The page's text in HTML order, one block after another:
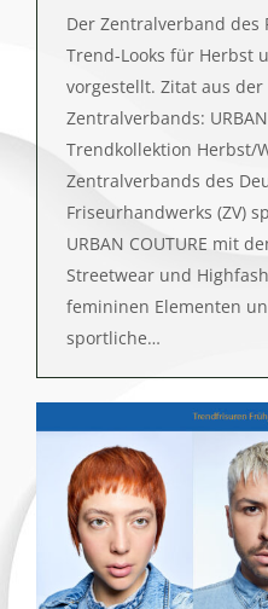
Der Zentralverband
Trend-Looks für Herbst
vorgestellt. Zitat aus der
Zentralverbands:
Trendkollektion Herbst/
Zentralverbands des
Friseurhandwerks (ZV)
URBAN COUTURE mit
Streetwear und
femininen Elementen
sportliche…